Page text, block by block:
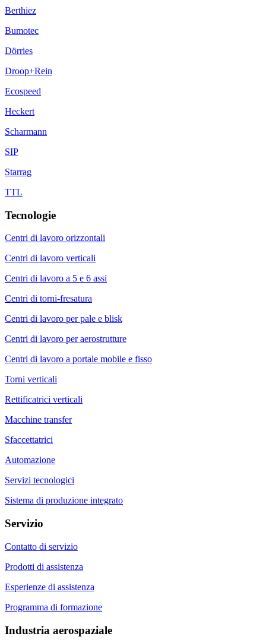
Berthiez
Bumotec
Dörries
Droop+Rein
Ecospeed
Heckert
Scharmann
SIP
Starrag
TTL
Tecnologie
Centri di lavoro orizzontali
Centri di lavoro verticali
Centri di lavoro a 5 e 6 assi
Centri di torni-fresatura
Centri di lavoro per pale e blisk
Centri di lavoro per aerostrutture
Centri di lavoro a portale mobile e fisso
Torni verticali
Rettificatrici verticali
Macchine transfer
Sfaccettatrici
Automazione
Servizi tecnologici
Sistema di produzione integrato
Servizio
Contatto di servizio
Prodotti di assistenza
Esperienze di assistenza
Programma di formazione
Industria aerospaziale